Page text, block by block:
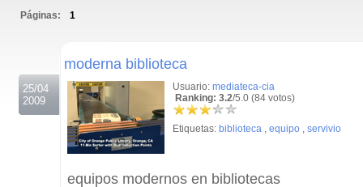
Páginas: 1
25/04
2009
moderna biblioteca
Usuario: mediateca-cia
Ranking: 3.2/5.0 (84 votos)
Etiquetas: biblioteca , equipo , servivio
equipos modernos en bibliotecas